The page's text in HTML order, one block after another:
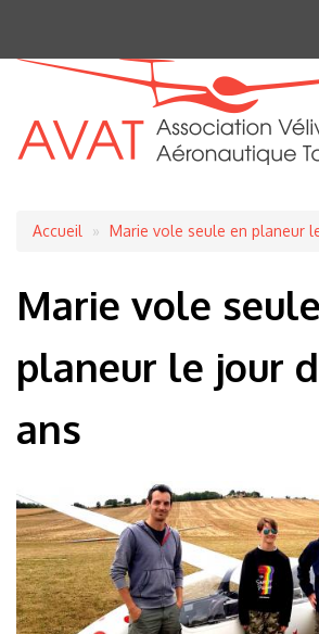
Fil
Accueil Marie vole seule en planeur
Marie vole
planeur le jour
ans